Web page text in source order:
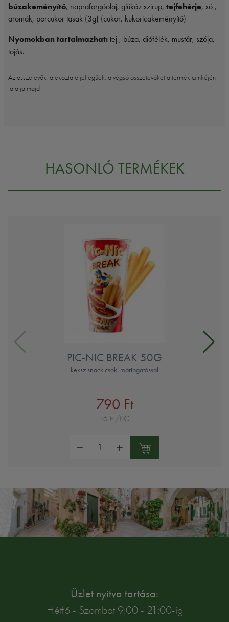
búzakeményítő, napraforgóolaj, glükóz szirup, tejfehérje, só ,
aromák, porcukor tasak (3g) (cukor, kukoricakeményítő)
Nyomokban tartalmazhat: tej , búza, diófélék, mustár, szója,
tojás.
Az összetevők tájékoztató jellegűek, a végső összetevőket a termék cimkéjén
találja majd
HASONLÓ TERMÉKEK
PIC-NIC BREAK 50G
keksz snack csoki mártogatóssal
790 Ft
16 Ft/KG
Üzlet nyitva tartása:
Hétfő - Szombat 9:00 - 21:00-ig